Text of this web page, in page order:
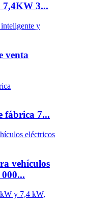
3...
venta
fábrica 7...
vehículos